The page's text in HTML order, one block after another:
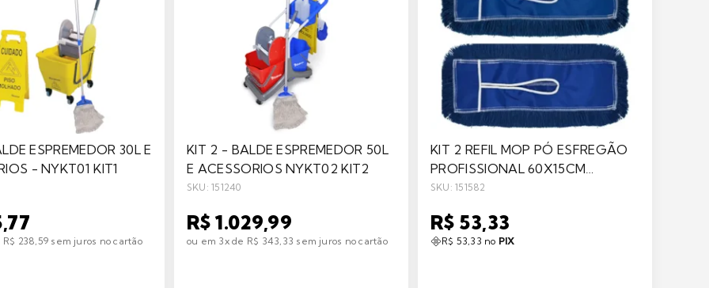
ESPREMEDOR 30L E
- NYKT01 KIT1
238,59 sem juros no cartão
KIT 2 - BALDE ESPREMEDOR 50L
E ACESSORIOS NYKT02 KIT2
SKU: 151240
R$ 1.029,99
ou em 3x de R$ 343,33 sem juros no cartão
KIT 2 REFIL MOP PÓ ESFREGÃO
PROFISSIONAL 60X15CM
BRALIMPIA
SKU: 151582
R$ 53,33
R$ 53,33 no PIX